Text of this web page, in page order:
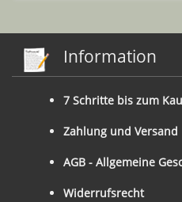
Information
7 Schritte bis zum
Zahlung und Versand
AGB - Allgemeine
Widerrufsrecht